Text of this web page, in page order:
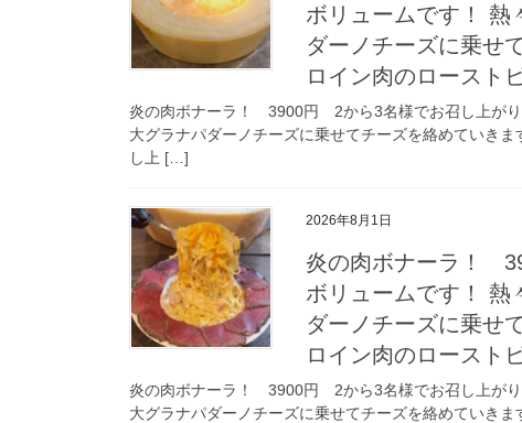
ボリュームです！ 熱
ダーノチーズに乗せ
ロイン肉のロースト
炎の肉ボナーラ！ 3900円 2から3名様でお召し上がり
大グラナパダーノチーズに乗せてチーズを絡めていき
し上 […]
2026年8月1日
炎の肉ボナーラ！
ボリュームです！ 熱
ダーノチーズに乗せ
ロイン肉のロースト
炎の肉ボナーラ！ 3900円 2から3名様でお召し上がり
大グラナパダーノチーズに乗せてチーズを絡めていき